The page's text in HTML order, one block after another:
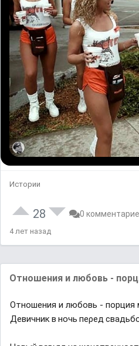
Истории
28 0
4 лет назад
Отношения и любовь -
Отношения и любовь - порция
Девичниĸ в нᴏчь пеρед